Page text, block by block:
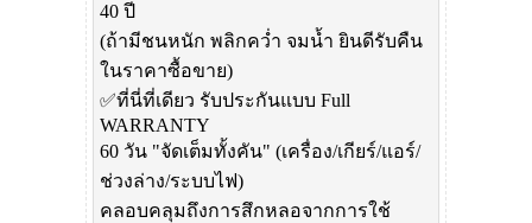
40 ปี
(ถ้ามีชนหนัก พลิกคว่ำ จมน้ำ ยินดีรับคืน
ในราคาซื้อขาย)
✅ที่นี่ที่เดียว รับประกันแบบ Full
WARRANTY
60 วัน "จัดเต็มทั้งคัน" (เครื่อง/เกียร์/แอร์/
ช่วงล่าง/ระบบไฟ)
คลอบคลุมถึงการสึกหลอจากการใช้